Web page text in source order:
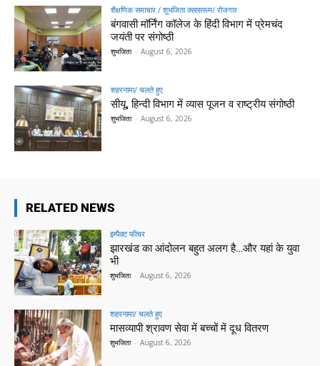
शैक्षणिक समाचार / शुभजिता क्सासरूम/ रोजगार
बंगवासी मॉर्निंग कॉलेज के हिंदी विभाग में प्रेमचंद
जयंती पर संगोष्ठी
शुभजिता - August 6, 2026
शहरनामा/ चलते हुए
सीयू, हिन्दी विभाग में व्यास पूजन व राष्ट्रीय संगोष्ठी
शुभजिता - August 6, 2026
RELATED NEWS
इम्पैक्ट फीचर
झारखंड का आंदोलन बहुत अलग है…और यहां के युवा
भी
शुभजिता - August 6, 2026
शहरनामा/ चलते हुए
मासव्यापी श्रावण सेवा में बच्चों में दूध वितरण
शुभजिता - August 6, 2026